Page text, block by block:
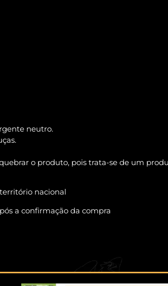
neutro.
o produto, pois trata-se de um
nacional
a confirmação da compra